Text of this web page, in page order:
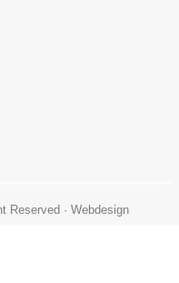
Reserved · Webdesign